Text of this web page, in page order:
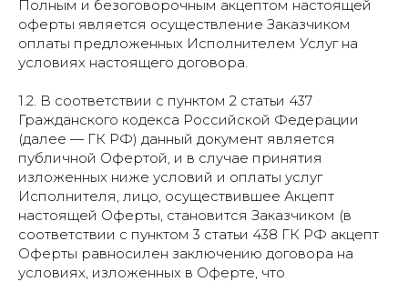
Полным и безоговорочным акцептом настоящей
оферты является осуществление Заказчиком
оплаты предложенных Исполнителем Услуг на
условиях настоящего договора.
1.2. В соответствии с пунктом 2 статьи 437
Гражданского кодекса Российской Федерации
(далее — ГК РФ) данный документ является
публичной Офертой, и в случае принятия
изложенных ниже условий и оплаты услуг
Исполнителя, лицо, осуществившее Акцепт
настоящей Оферты, становится Заказчиком (в
соответствии с пунктом 3 статьи 438 ГК РФ акцепт
Оферты равносилен заключению договора на
условиях, изложенных в Оферте, что